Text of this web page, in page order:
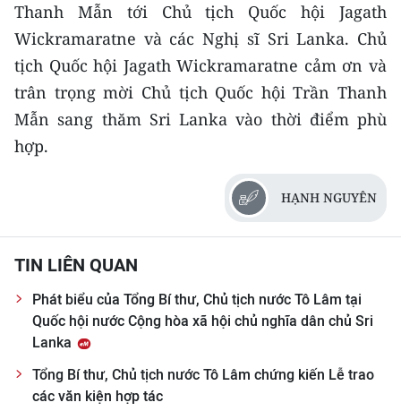
Thanh Mẫn tới Chủ tịch Quốc hội Jagath
Wickramaratne và các Nghị sĩ Sri Lanka. Chủ
tịch Quốc hội Jagath Wickramaratne cảm ơn và
trân trọng mời Chủ tịch Quốc hội Trần Thanh
Mẫn sang thăm Sri Lanka vào thời điểm phù
hợp.
HẠNH NGUYÊN
TIN LIÊN QUAN
Phát biểu của Tổng Bí thư, Chủ tịch nước Tô Lâm tại
Quốc hội nước Cộng hòa xã hội chủ nghĩa dân chủ Sri
Lanka
Tổng Bí thư, Chủ tịch nước Tô Lâm chứng kiến Lễ trao
các văn kiện hợp tác